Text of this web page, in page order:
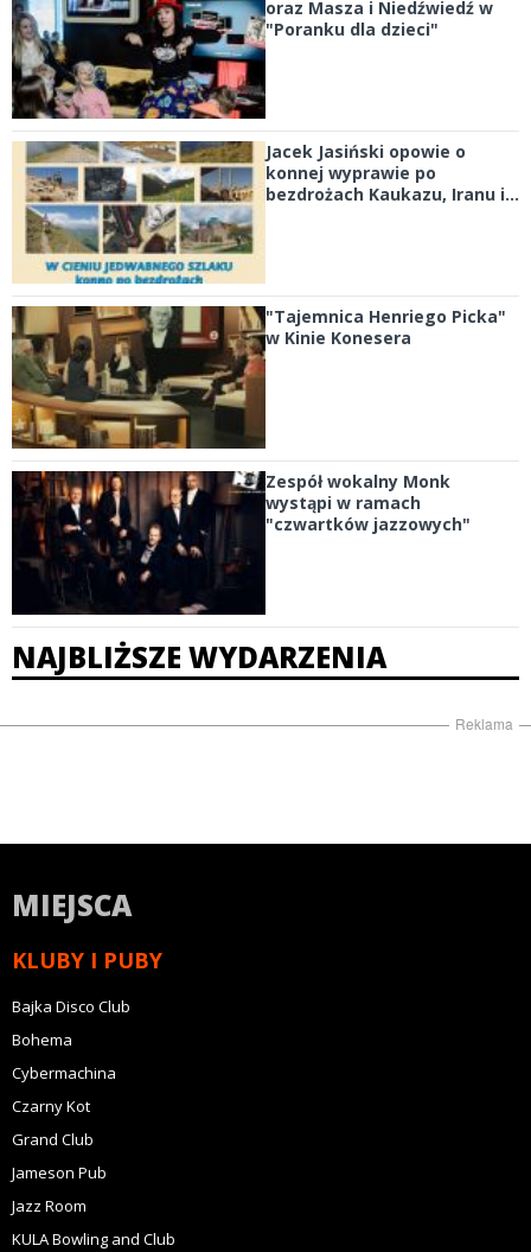
oraz Masza i Niedźwiedź w
"Poranku dla dzieci"
Jacek Jasiński opowie o
konnej wyprawie po
bezdrożach Kaukazu, Iranu i...
"Tajemnica Henriego Picka"
w Kinie Konesera
Zespół wokalny Monk
wystąpi w ramach
"czwartków jazzowych"
NAJBLIŻSZE WYDARZENIA
Reklama
MIEJSCA
KLUBY I PUBY
Bajka Disco Club
Bohema
Cybermachina
Czarny Kot
Grand Club
Jameson Pub
Jazz Room
KULA Bowling and Club